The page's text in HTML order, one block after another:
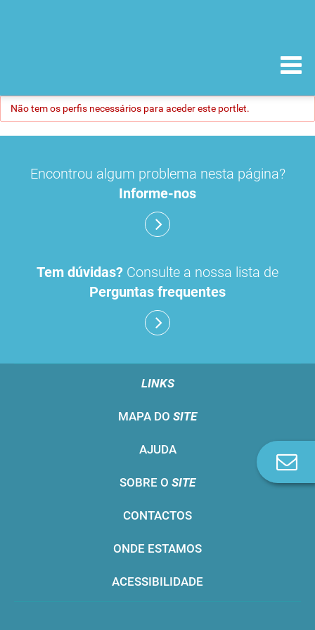
Não tem os perfis necessários para aceder este portlet.
Encontrou algum problema nesta página?
Informe-nos
Tem dúvidas? Consulte a nossa lista de
Perguntas frequentes
LINKS
MAPA DO SITE
AJUDA
SOBRE O SITE
CONTACTOS
ONDE ESTAMOS
ACESSIBILIDADE